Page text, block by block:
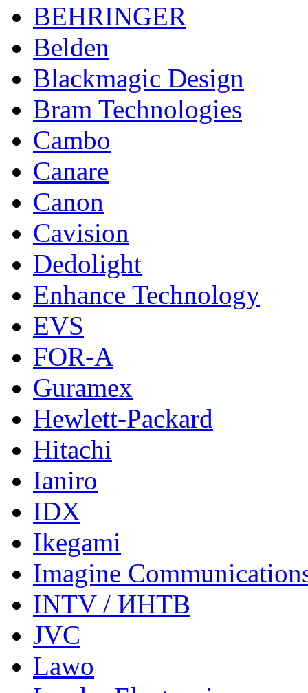
BEHRINGER
Belden
Blackmagic Design
Bram Technologies
Cambo
Canare
Canon
Cavision
Dedolight
Enhance Technology
EVS
FOR-A
Guramex
Hewlett-Packard
Hitachi
Ianiro
IDX
Ikegami
Imagine
INTV / ИНТВ
JVC
Lawo